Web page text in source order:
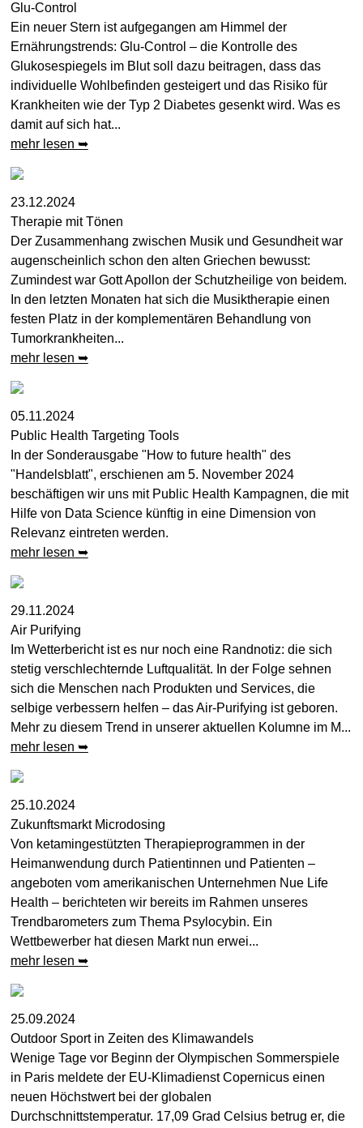
Glu-Control
Ein neuer Stern ist aufgegangen am Himmel der
Ernährungstrends: Glu-Control – die Kontrolle des
Glukosespiegels im Blut soll dazu beitragen, dass das
individuelle Wohlbefinden gesteigert und das Risiko für
Krankheiten wie der Typ 2 Diabetes gesenkt wird. Was es
damit auf sich hat...
mehr lesen ➥
23.12.2024
Therapie mit Tönen
Der Zusammenhang zwischen Musik und Gesundheit war
augenscheinlich schon den alten Griechen bewusst:
Zumindest war Gott Apollon der Schutzheilige von beidem.
In den letzten Monaten hat sich die Musiktherapie einen
festen Platz in der komplementären Behandlung von
Tumorkrankheiten...
mehr lesen ➥
05.11.2024
Public Health Targeting Tools
In der Sonderausgabe "How to future health" des
"Handelsblatt", erschienen am 5. November 2024
beschäftigen wir uns mit Public Health Kampagnen, die mit
Hilfe von Data Science künftig in eine Dimension von
Relevanz eintreten werden.
mehr lesen ➥
29.11.2024
Air Purifying
Im Wetterbericht ist es nur noch eine Randnotiz: die sich
stetig verschlechternde Luftqualität. In der Folge sehnen
sich die Menschen nach Produkten und Services, die
selbige verbessern helfen – das Air-Purifying ist geboren.
Mehr zu diesem Trend in unserer aktuellen Kolumne im M...
mehr lesen ➥
25.10.2024
Zukunftsmarkt Microdosing
Von ketamingestützten Therapieprogrammen in der
Heimanwendung durch Patientinnen und Patienten –
angeboten vom amerikanischen Unternehmen Nue Life
Health – berichteten wir bereits im Rahmen unseres
Trendbarometers zum Thema Psylocybin. Ein
Wettbewerber hat diesen Markt nun erwei...
mehr lesen ➥
25.09.2024
Outdoor Sport in Zeiten des Klimawandels
Wenige Tage vor Beginn der Olympischen Sommerspiele
in Paris meldete der EU-Klimadienst Copernicus einen
neuen Höchstwert bei der globalen
Durchschnittstemperatur. 17,09 Grad Celsius betrug er, die